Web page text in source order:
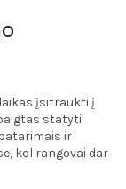
įsitraukti į
statyti!
ir
kol rangovai dar